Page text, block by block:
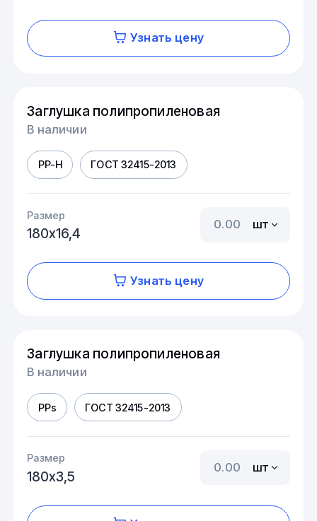
Узнать цену
Заглушка полипропиленовая
В наличии
PP-H ГОСТ 32415-2013
Размер
180х16,4
шт
Узнать цену
Заглушка полипропиленовая
В наличии
PPs ГОСТ 32415-2013
Размер
180х3,5
шт